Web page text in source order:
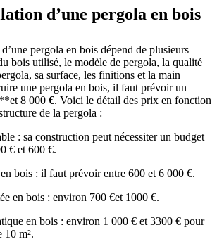
d’une pergola en bois
pergola en bois dépend de plusieurs
bois utilisé, le modèle de pergola, la qualité
sa surface, les finitions et la main
une pergola en bois, il faut prévoir un
8 000 €. Voici le détail des prix en fonction
de la pergola :
: sa construction peut nécessiter un budget
€ et 600 €.
en bois : il faut prévoir entre 600 et 6 000 €.
en bois : environ 700 €et 1000 €.
en bois : environ 1 000 € et 3300 € pour
10 m².